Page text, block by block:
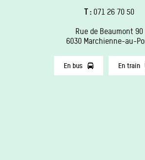
T : 071 26 70 50
Rue de Beaumont 90
6030 Marchienne-au-
En bus En train